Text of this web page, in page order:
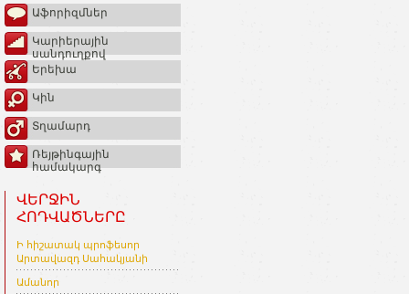
Աֆորիզմներ
Կարիերային
սանդուղքով
Երեխա
Կին
Տղամարդ
Ռեյթինգային
համակարգ
ՎԵՐՋԻՆ
ՀՈԴՎԱԾՆԵՐԸ
Ի հիշատակ պրոֆեսոր
Արտավազդ Սահակյանի
Ամանոր